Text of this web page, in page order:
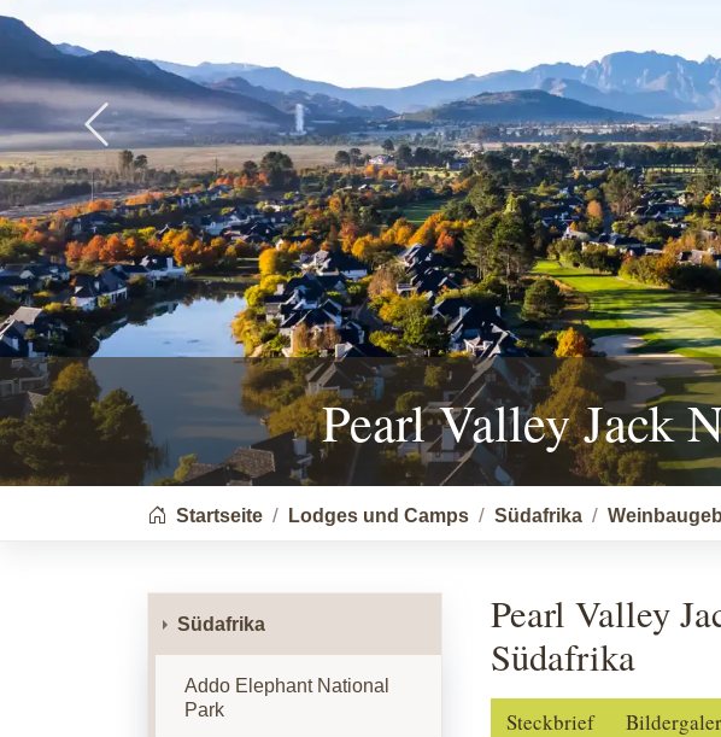
Pearl Valley Jack
Previous
You are here:
Startseite Lodges und Camps Südafrika
Pearl Valley
Südafrika
Steckbrief
Südafrika
Addo Elephant National
Park